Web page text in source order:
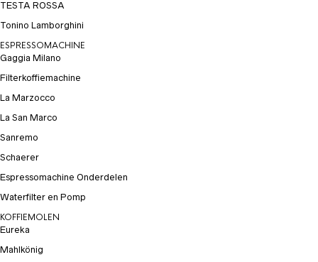
TESTA ROSSA
Tonino Lamborghini
ESPRESSOMACHINE
Gaggia Milano
Filterkoffiemachine
La Marzocco
La San Marco
Sanremo
Schaerer
Espressomachine Onderdelen
Waterfilter en Pomp
KOFFIEMOLEN
Eureka
Mahlkönig